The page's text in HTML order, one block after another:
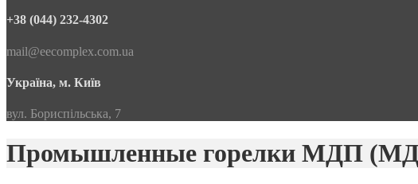
+38 (044) 232-4302
mail@eecomplex.com.ua
Україна, м. Київ
вул. Бориспільська, 7
Промышленные горелки МДП